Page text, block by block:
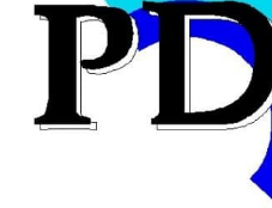
Hongrie : du
éducatives, aussi !
25 juin 2026
En Hongrie, le conservateur
Tisza "Respect et liberté" ont
contre le premier ministre